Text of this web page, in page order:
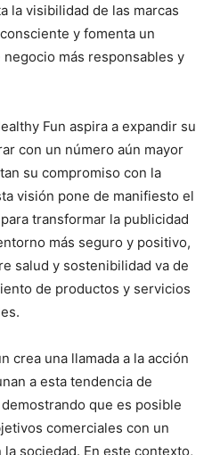
la visibilidad de las marcas
y fomenta un
más responsables y
Fun aspira a expandir su
con un número aún mayor
su compromiso con la
visión pone de manifiesto el
transformar la publicidad
más seguro y positivo,
salud y sostenibilidad va de
de productos y servicios
crea una llamada a la acción
a esta tendencia de
que es posible
comerciales con un
sociedad. En este contexto,